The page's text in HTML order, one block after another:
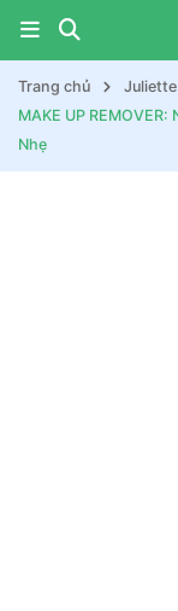
Trang chủ
MAKE UP
Nhẹ